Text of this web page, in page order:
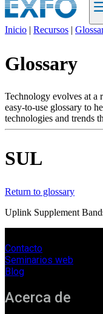
Productos
Asistencia
Servicios
Cómo
Recursos
Contacto
Corporate
Careers
Partners
Suppliers
Inicio | Recursos |
Glossary
Technology evolves at a
easy-to-use glossary to
technologies and trends
SUL
Return to glossary
Uplink Supplement
Contacto
Seminarios web
Blog
Acerca de